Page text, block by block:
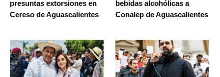
presuntas extorsiones en
Cereso de Aguascalientes
bebidas alcohólicas a
Conalep de Aguascalientes